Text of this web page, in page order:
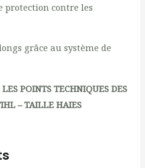
protection contre les
grâce au système de
LES POINTS TECHNIQUES DES
– TAILLE HAIES